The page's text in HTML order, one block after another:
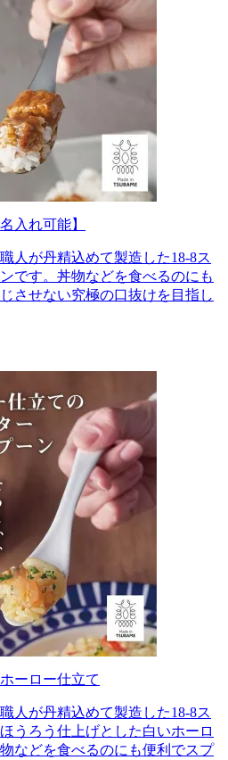
入れ可能】
人が丹精込めて製造した18-8ス
です。丼物などを食べるのにも
させない究極の口抜けを目指し
ーロー仕立て
人が丹精込めて製造した18-8ス
うろう仕上げとした白いホーロ
などを食べるのにも便利でスプ